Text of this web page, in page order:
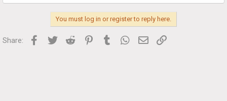
You must log in or register to reply here.
Share: Facebook
Twitter Reddit PinterestTumblr WhatsApp
Email